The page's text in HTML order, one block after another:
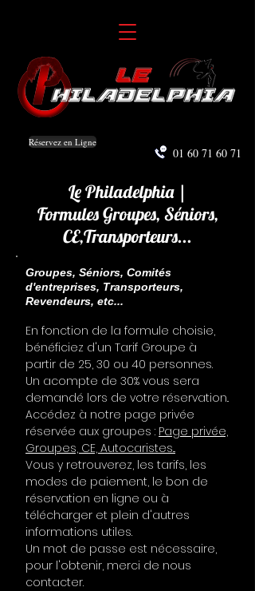
Réservez en Ligne
01 60 71 60 71
Le Philadelphia |
Formules Groupes, Séniors,
CE,Transporteurs...
Groupes, Séniors, Comités
d'entreprises, Transporteurs,
Revendeurs, etc...
En fonction de la formule choisie,
bénéficiez d'un Tarif Groupe à
partir de 25, 30 ou 40 personnes.
Un acompte de 30% vous sera
demandé lors de votre réservation..
Accédez à notre page privée
réservée aux groupes : Page privée,
Groupes, CE, Autocaristes...
Vous y retrouverez, les tarifs, les
modes de paiement, le bon de
réservation en ligne ou à
télécharger et plein d'autres
informations utiles.
Un mot de passe est nécessaire,
pour l'obtenir, merci de nous
contacter.